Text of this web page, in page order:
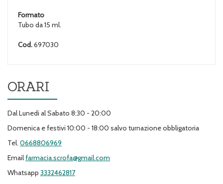
Formato
Tubo da 15 ml.
Cod.697030
ORARI
Dal Lunedi al Sabato 8:30 - 20:00
Domenica e festivi 10:00 - 18:00 salvo turnazione obbligatoria
Tel. 0668806969
Emailfarmacia.scrofa@gmail.com
Whatsapp 3332462817